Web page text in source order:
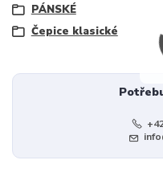
PÁNSKÉ
Čepice klasické